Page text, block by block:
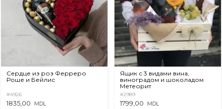
Сердце из роз Ферреро
Роше и Бейлис
#4926
1835,00 MDL
Ящик с 3 видами вина,
виноградом и шоколадом
Метеорит
#2989
1799,00 MDL